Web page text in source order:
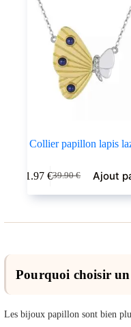
choisies
Collier papillon lapis
39.90€
Le
prix
11.97€Le
prix
Ajout
Pourquoi choisir
Les bijoux papillon sont bien